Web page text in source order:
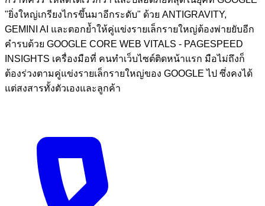
"ยิ่งใหญ่เกรียงไกรขึ้นมาอีกระดับ" ด้วย ANTIGRAVITY,
GEMINI AI และตอกย้ำให้คู่แข่งรายเล็กรายใหญ่ต้องพ่ายยับอีก
คำรบด้วย GOOGLE CORE WEB VITALS - PAGESPEED
INSIGHTS เครื่องมือที่ คนทำเว็บไซต์ติดหน้าแรก มือไม่ถึงก็
ต้องร่วงตามคู่แข่งรายเล็กรายใหญ่ของ GOOGLE ไป ซึ่งคงได้
แต่สงสารทั้งตัวเองและลูกค้า